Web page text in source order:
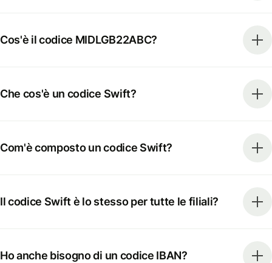
Cos'è il codice MIDLGB22ABC?
Che cos'è un codice Swift?
Com'è composto un codice Swift?
Il codice Swift è lo stesso per tutte le filiali?
Ho anche bisogno di un codice IBAN?